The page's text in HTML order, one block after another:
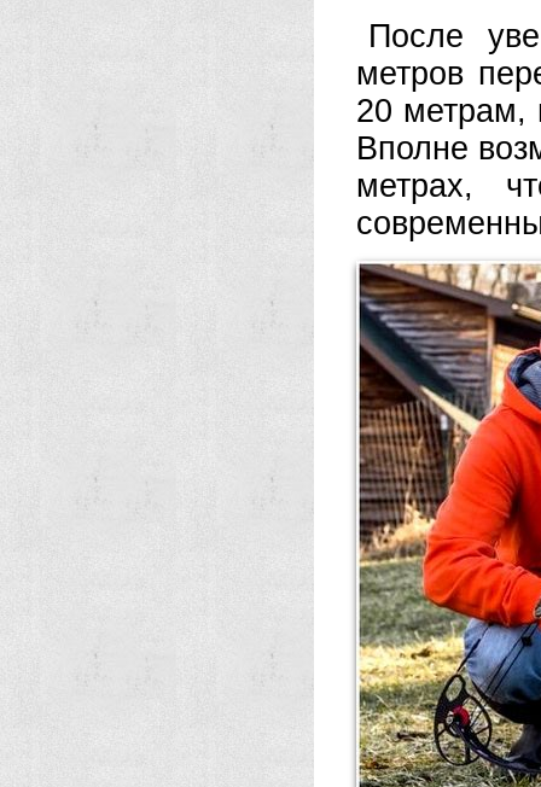
После
метров
20 метрам,
Вполне
метрах,